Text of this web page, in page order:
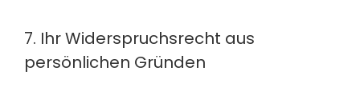
7. Ihr Widerspruchsrecht aus
persönlichen Gründen